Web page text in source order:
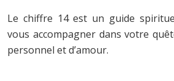
Le chiffre 14 est un guide
vous accompagner dans votre
personnel et d’amour.